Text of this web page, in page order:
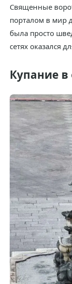
Священные
порталом в мир
была просто
сетях оказался
Купание